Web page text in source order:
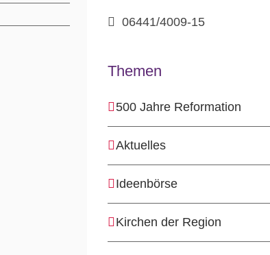
06441/4009-15
Themen
500 Jahre Reformation
Aktuelles
Ideenbörse
Kirchen der Region